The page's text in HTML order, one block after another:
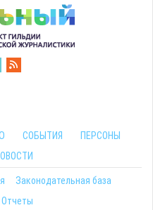
СОБЫТИЯ
ПЕРСОНЫ
Законодательная база
Отчеты